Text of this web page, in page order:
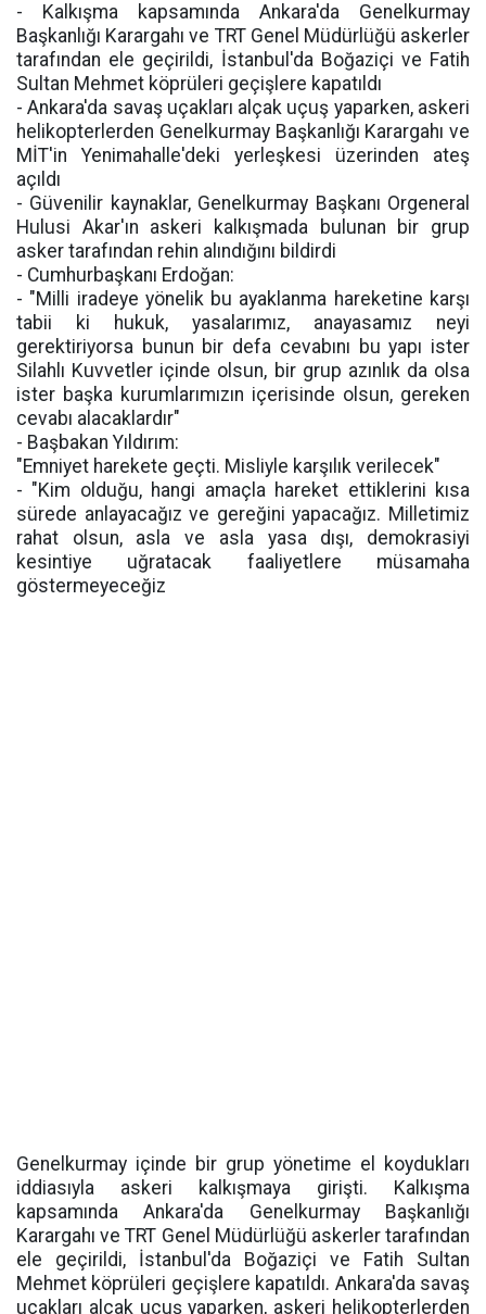
- Kalkışma kapsamında Ankara'da Genelkurmay
Başkanlığı Karargahı ve TRT Genel Müdürlüğü askerler
tarafından ele geçirildi, İstanbul'da Boğaziçi ve Fatih
Sultan Mehmet köprüleri geçişlere kapatıldı
- Ankara'da savaş uçakları alçak uçuş yaparken, askeri
helikopterlerden Genelkurmay Başkanlığı Karargahı ve
MİT'in Yenimahalle'deki yerleşkesi üzerinden ateş
açıldı
- Güvenilir kaynaklar, Genelkurmay Başkanı Orgeneral
Hulusi Akar'ın askeri kalkışmada bulunan bir grup
asker tarafından rehin alındığını bildirdi
- Cumhurbaşkanı Erdoğan:
- "Milli iradeye yönelik bu ayaklanma hareketine karşı
tabii ki hukuk, yasalarımız, anayasamız neyi
gerektiriyorsa bunun bir defa cevabını bu yapı ister
Silahlı Kuvvetler içinde olsun, bir grup azınlık da olsa
ister başka kurumlarımızın içerisinde olsun, gereken
cevabı alacaklardır"
- Başbakan Yıldırım:
"Emniyet harekete geçti. Misliyle karşılık verilecek"
- "Kim olduğu, hangi amaçla hareket ettiklerini kısa
sürede anlayacağız ve gereğini yapacağız. Milletimiz
rahat olsun, asla ve asla yasa dışı, demokrasiyi
kesintiye uğratacak faaliyetlere müsamaha
göstermeyeceğiz
Genelkurmay içinde bir grup yönetime el koydukları
iddiasıyla askeri kalkışmaya girişti. Kalkışma
kapsamında Ankara'da Genelkurmay Başkanlığı
Karargahı ve TRT Genel Müdürlüğü askerler tarafından
ele geçirildi, İstanbul'da Boğaziçi ve Fatih Sultan
Mehmet köprüleri geçişlere kapatıldı. Ankara'da savaş
uçakları alçak uçuş yaparken, askeri helikopterlerden